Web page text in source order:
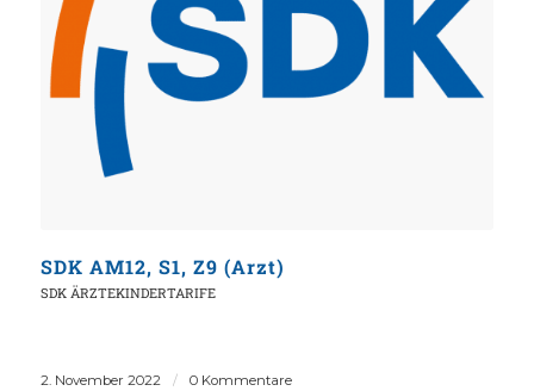
SDK AM12, S1, Z9 (Arzt)
SDK ÄRZTEKINDERTARIFE
2. November 2022 / 0 Kommentare